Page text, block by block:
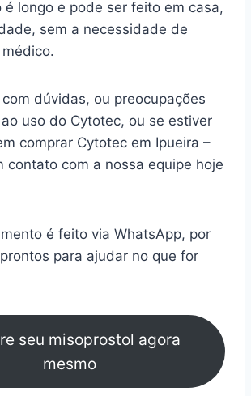
é longo e pode ser feito em casa,
sem a necessidade de
dúvidas, ou preocupações
uso do Cytotec, ou se estiver
comprar Cytotec em Ipueira –
contato com a nossa equipe hoje
é feito via WhatsApp, por
para ajudar no que for
seu misoprostol agora
mesmo